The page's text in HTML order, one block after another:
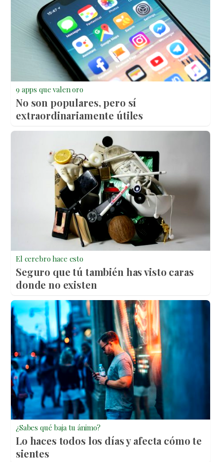
9 apps que valen oro
No son populares, pero sí
extraordinariamente útiles
El cerebro hace esto
Seguro que tú también has visto caras
donde no existen
¿Sabes qué baja tu ánimo?
Lo haces todos los días y afecta cómo te
sientes